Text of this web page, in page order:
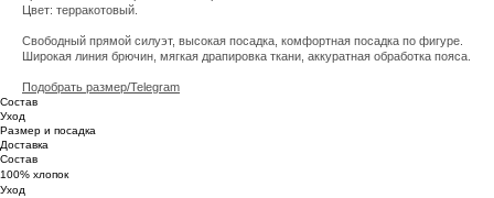
Цвет: терракотовый.
Свободный прямой силуэт, высокая посадка, комфортная посадка по фигуре.
Широкая линия брючин, мягкая драпировка ткани, аккуратная обработка пояса.
Подобрать размер/Telegram
Состав
Уход
Размер и посадка
Доставка
Состав
100% хлопок
Уход